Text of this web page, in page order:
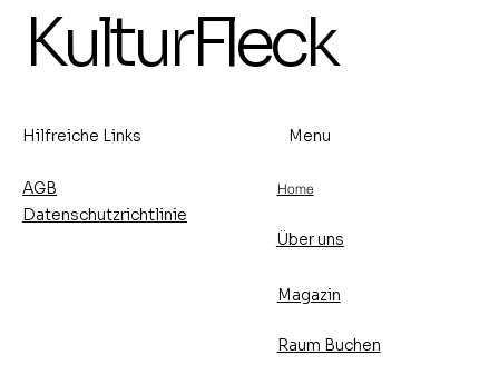
Malerei und Michael Ehlers,
Lederhandwerkskunst -15.- 30.8.2026
- Vernissage: Freitag, den 14.8.2026
KulturFleck
Hilfreiche Links
AGB
Datenschutzrichtlinie
Menu
Home
Raum Buchen
Über uns
Magazin